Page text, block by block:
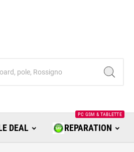
DEAL REPARATION
PC GSM & TABLETTE